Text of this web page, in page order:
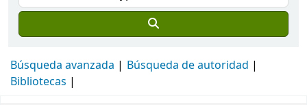
Búsqueda avanzada
Búsqueda de autoridad
Bibliotecas